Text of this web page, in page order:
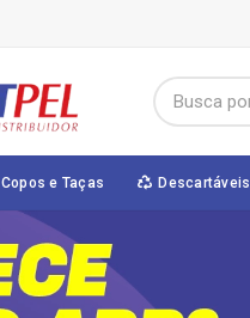
Copos e Taças Descartáveis